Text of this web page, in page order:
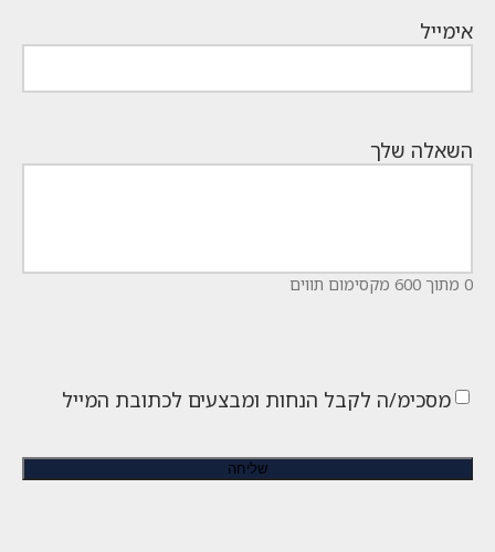
אימייל
השאלה שלך
0 מתוך 600 מקסימום תווים
מסכימ/ה לקבל הנחות ומבצעים לכתובת המייל